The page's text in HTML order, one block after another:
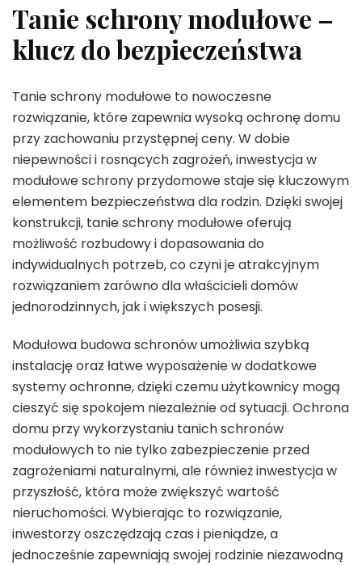
Tanie schrony modułowe –
klucz do bezpieczeństwa
Tanie schrony modułowe to nowoczesne
rozwiązanie, które zapewnia wysoką ochronę domu
przy zachowaniu przystępnej ceny. W dobie
niepewności i rosnących zagrożeń, inwestycja w
modułowe schrony przydomowe staje się kluczowym
elementem bezpieczeństwa dla rodzin. Dzięki swojej
konstrukcji, tanie schrony modułowe oferują
możliwość rozbudowy i dopasowania do
indywidualnych potrzeb, co czyni je atrakcyjnym
rozwiązaniem zarówno dla właścicieli domów
jednorodzinnych, jak i większych posesji.
Modułowa budowa schronów umożliwia szybką
instalację oraz łatwe wyposażenie w dodatkowe
systemy ochronne, dzięki czemu użytkownicy mogą
cieszyć się spokojem niezależnie od sytuacji. Ochrona
domu przy wykorzystaniu tanich schronów
modułowych to nie tylko zabezpieczenie przed
zagrożeniami naturalnymi, ale również inwestycja w
przyszłość, która może zwiększyć wartość
nieruchomości. Wybierając to rozwiązanie,
inwestorzy oszczędzają czas i pieniądze, a
jednocześnie zapewniają swojej rodzinie niezawodną